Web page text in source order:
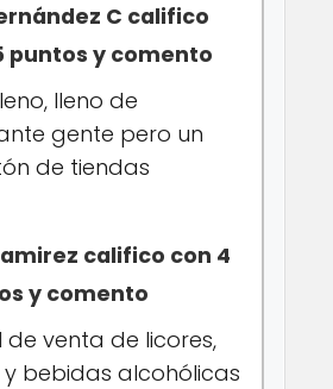
C califico
puntos y comento
lleno de
gente pero un
de tiendas
califico con 4
y comento
de venta de licores,
y bebidas alcohólicas